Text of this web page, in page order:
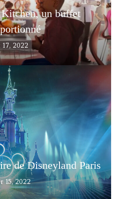
un buffet
2022
de Disneyland Paris
15, 2022